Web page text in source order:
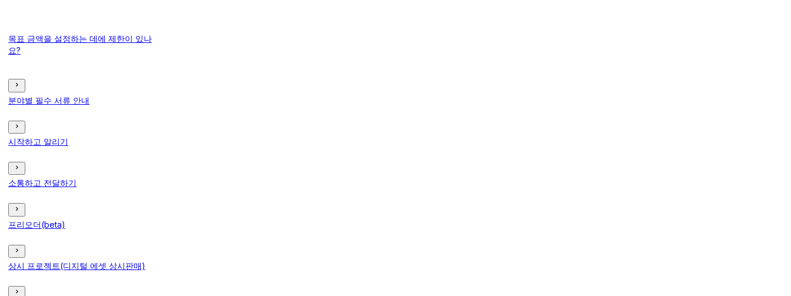
목표 금액을 설정하는 데에 제한이 있나
요?
분야별 필수 서류 안내
시작하고 알리기
소통하고 전달하기
프리오더(beta)
상시 프로젝트(디지털 에셋 상시판매)